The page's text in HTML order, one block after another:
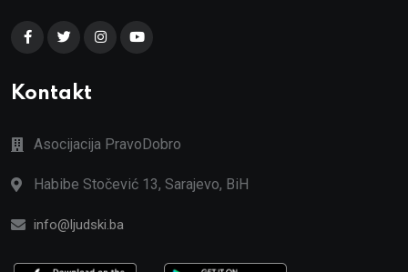
Kontakt
Asocijacija PravoDobro
Habibe Stočević 13, Sarajevo, BiH
info@ljudski.ba